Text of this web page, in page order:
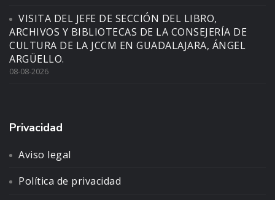
VISITA DEL JEFE DE SECCIÓN DEL LIBRO,
ARCHIVOS Y BIBLIOTECAS DE LA CONSEJERÍA DE
CULTURA DE LA JCCM EN GUADALAJARA, ÁNGEL
ARGÜELLO.
08-08-2026
Privacidad
Aviso legal
Política de privacidad